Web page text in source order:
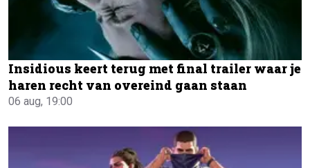
Insidious keert terug met final trailer waar je
haren recht van overeind gaan staan
06 aug, 19:00